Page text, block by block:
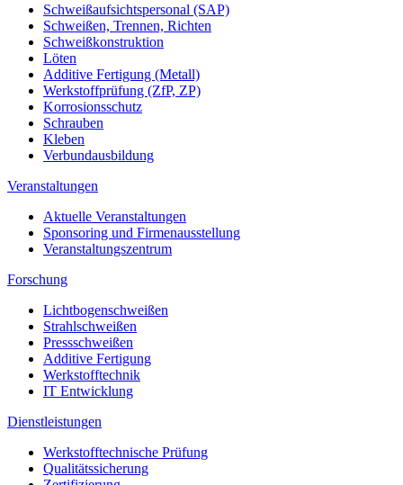
Schweißaufsichtspersonal (SAP)
Schweißen, Trennen, Richten
Schweißkonstruktion
Löten
Additive Fertigung (Metall)
Werkstoffprüfung (ZfP, ZP)
Korrosionsschutz
Schrauben
Kleben
Verbundausbildung
Veranstaltungen
Aktuelle Veranstaltungen
Sponsoring und Firmenausstellung
Veranstaltungszentrum
Forschung
Lichtbogenschweißen
Strahlschweißen
Pressschweißen
Additive Fertigung
Werkstofftechnik
IT Entwicklung
Dienstleistungen
Werkstofftechnische Prüfung
Qualitätssicherung